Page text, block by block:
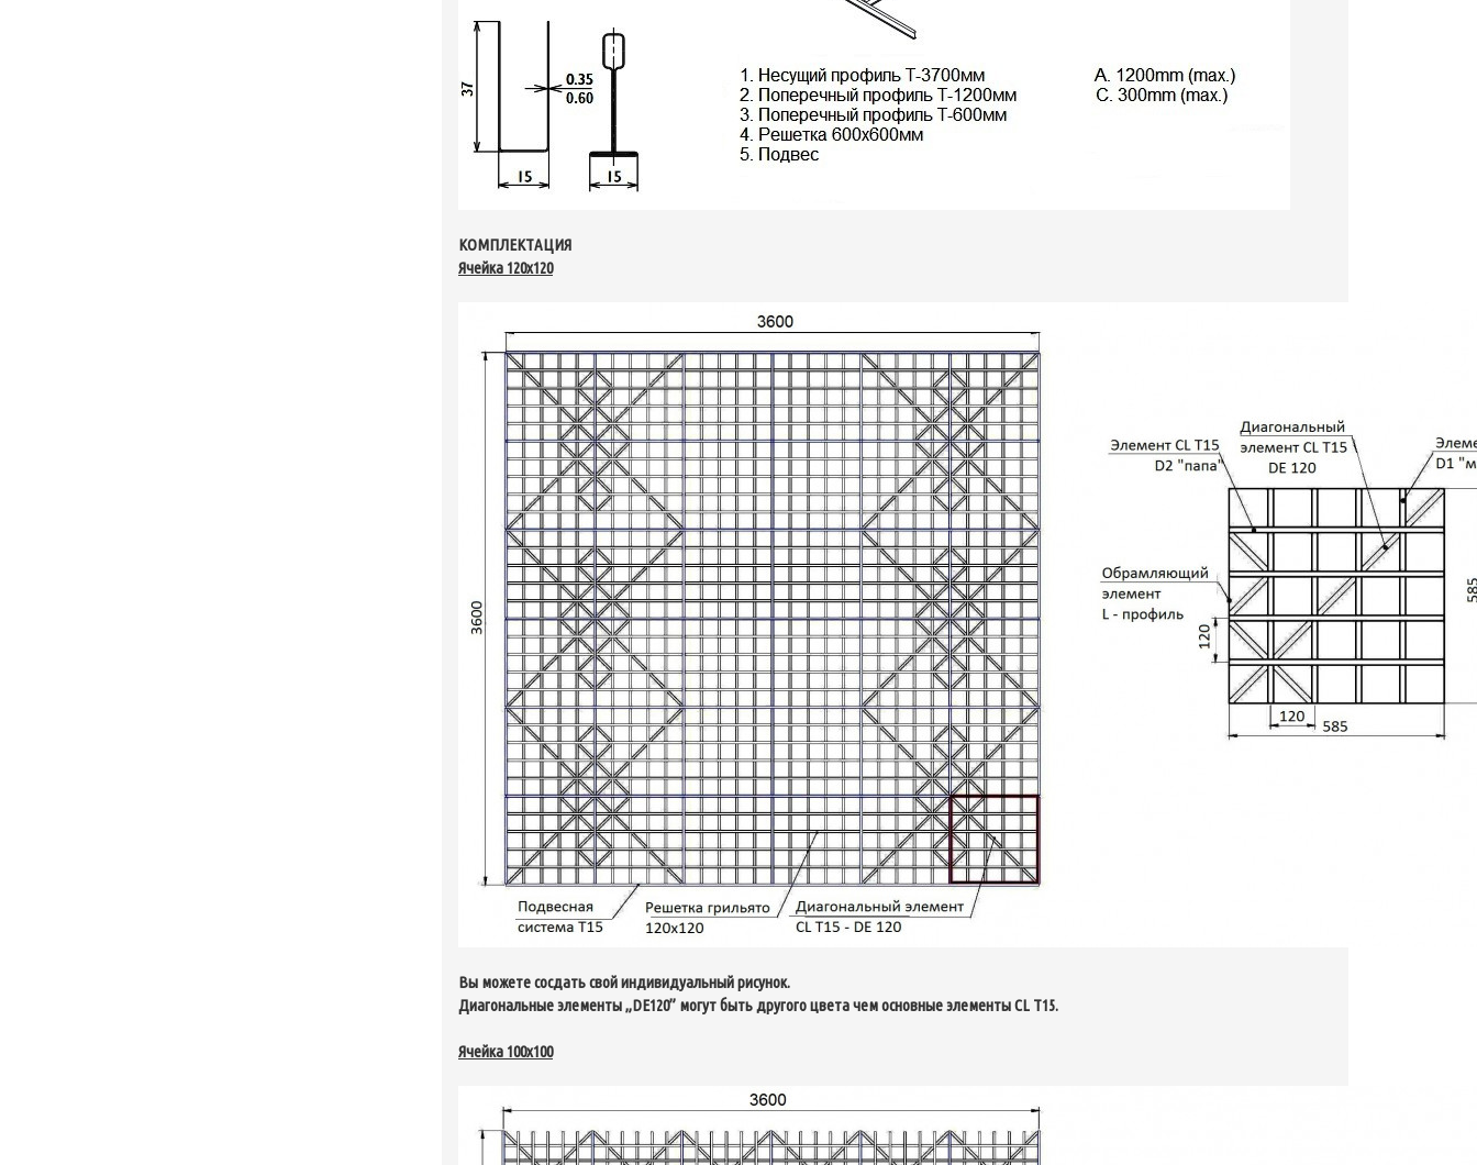
КОМПЛЕКТАЦИЯ
Ячейка 120х120
Вы можете сосдать свой индивидуальный рисунок.
Диагональные элементы„DE120” могут быть другого цвета чем основные элементыCL T15.
Ячейка 100х100